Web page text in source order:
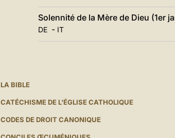
Solennité de la Mère de Dieu (1er
DE- IT
LA BIBLE
CATÉCHISME DE L'ÉGLISE CATHOLIQUE
CODES DE DROIT CANONIQUE